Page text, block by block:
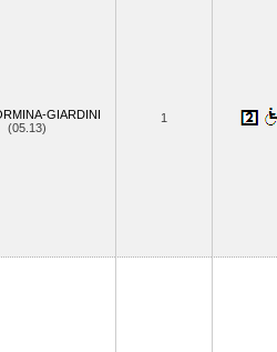
GIARDINI
(05.13)
1